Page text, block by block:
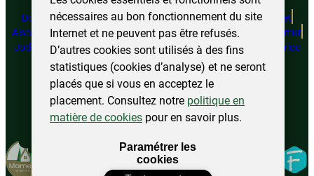
DoischeMarcinelleJuprelleCouvinPerwezSambrevilleChâtelet
Aiseau-PreslesFlorennesPhilippeville FloreffeFosses-la-Ville
Namur
JodoigneOttignies – LLNEghezée BeauvechainCharleroi Waterloo
Modifier
mes
préférences
Mamertin. Tous droits réservés.
nécessaires au bon fonctionnement du site
Internet et ne peuvent pas être refusés.
D’autres cookies sont utilisés à des fins
statistiques (cookies d’analyse) et ne seront
placés que si vous en acceptez le
placement. Consultez notre politique en
matière de cookies pour en savoir plus.
Paramétrer les
cookies